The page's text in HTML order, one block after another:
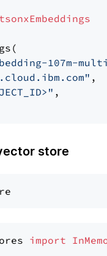
107m-
,
,
store
import